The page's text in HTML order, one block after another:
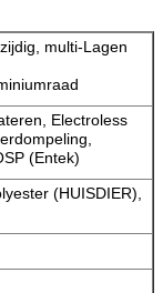
multi-Lagen
Electroless
(Entek)
(HUISDIER),